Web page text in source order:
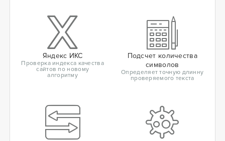
Яндекс ИКС
Проверка индекса качества
сайтов по новому
алгоритму
Подсчет количества
символов
Определяет точную длинну
проверяемого текста